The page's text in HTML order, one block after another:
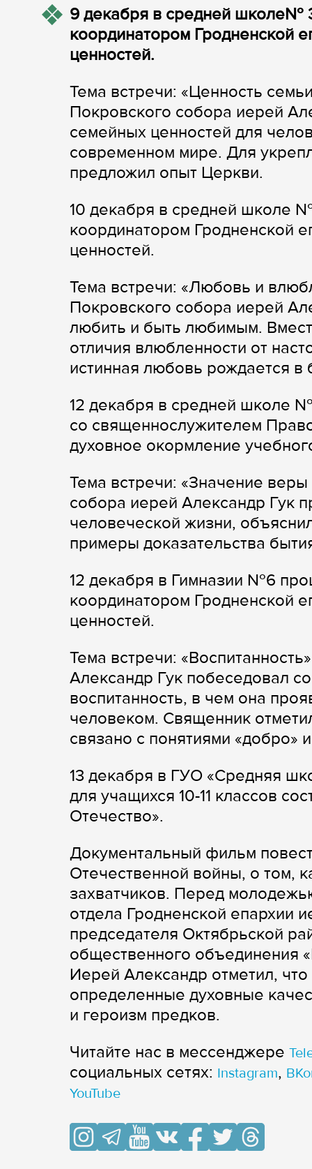
9 декабря в средней школе№
координатором Гродненской
ценностей.
Тема встречи: «Ценность
Покровского собора иерей
семейных ценностей для
современном мире. Для
предложил опыт Церкви.
10 декабря в средней школе
координатором Гродненской
ценностей.
Тема встречи: «Любовь и
Покровского собора иерей
любить и быть любимым.
отличия влюбленности от
истинная любовь рождается в
12 декабря в средней школе
со священнослужителем
духовное окормление
Тема встречи: «Значение
собора иерей Александр Гук
человеческой жизни,
примеры доказательства
12 декабря в Гимназии №6
координатором Гродненской
ценностей.
Тема встречи:
Александр Гук побеседовал
воспитанность, в чем она
человеком. Священник
связано с понятиями «добро»
13 декабря в ГУО «Средняя
для учащихся 10-11 классов
Отечество».
Документальный фильм
Отечественной войны, о том,
захватчиков. Перед
отдела Гродненской епархии
председателя Октябрьской
общественного объединения
Иерей Александр отметил,
определенные духовные
и героизм предков.
Читайте нас в мессенджере
cоциальных сетях: Instagram,
YouTube